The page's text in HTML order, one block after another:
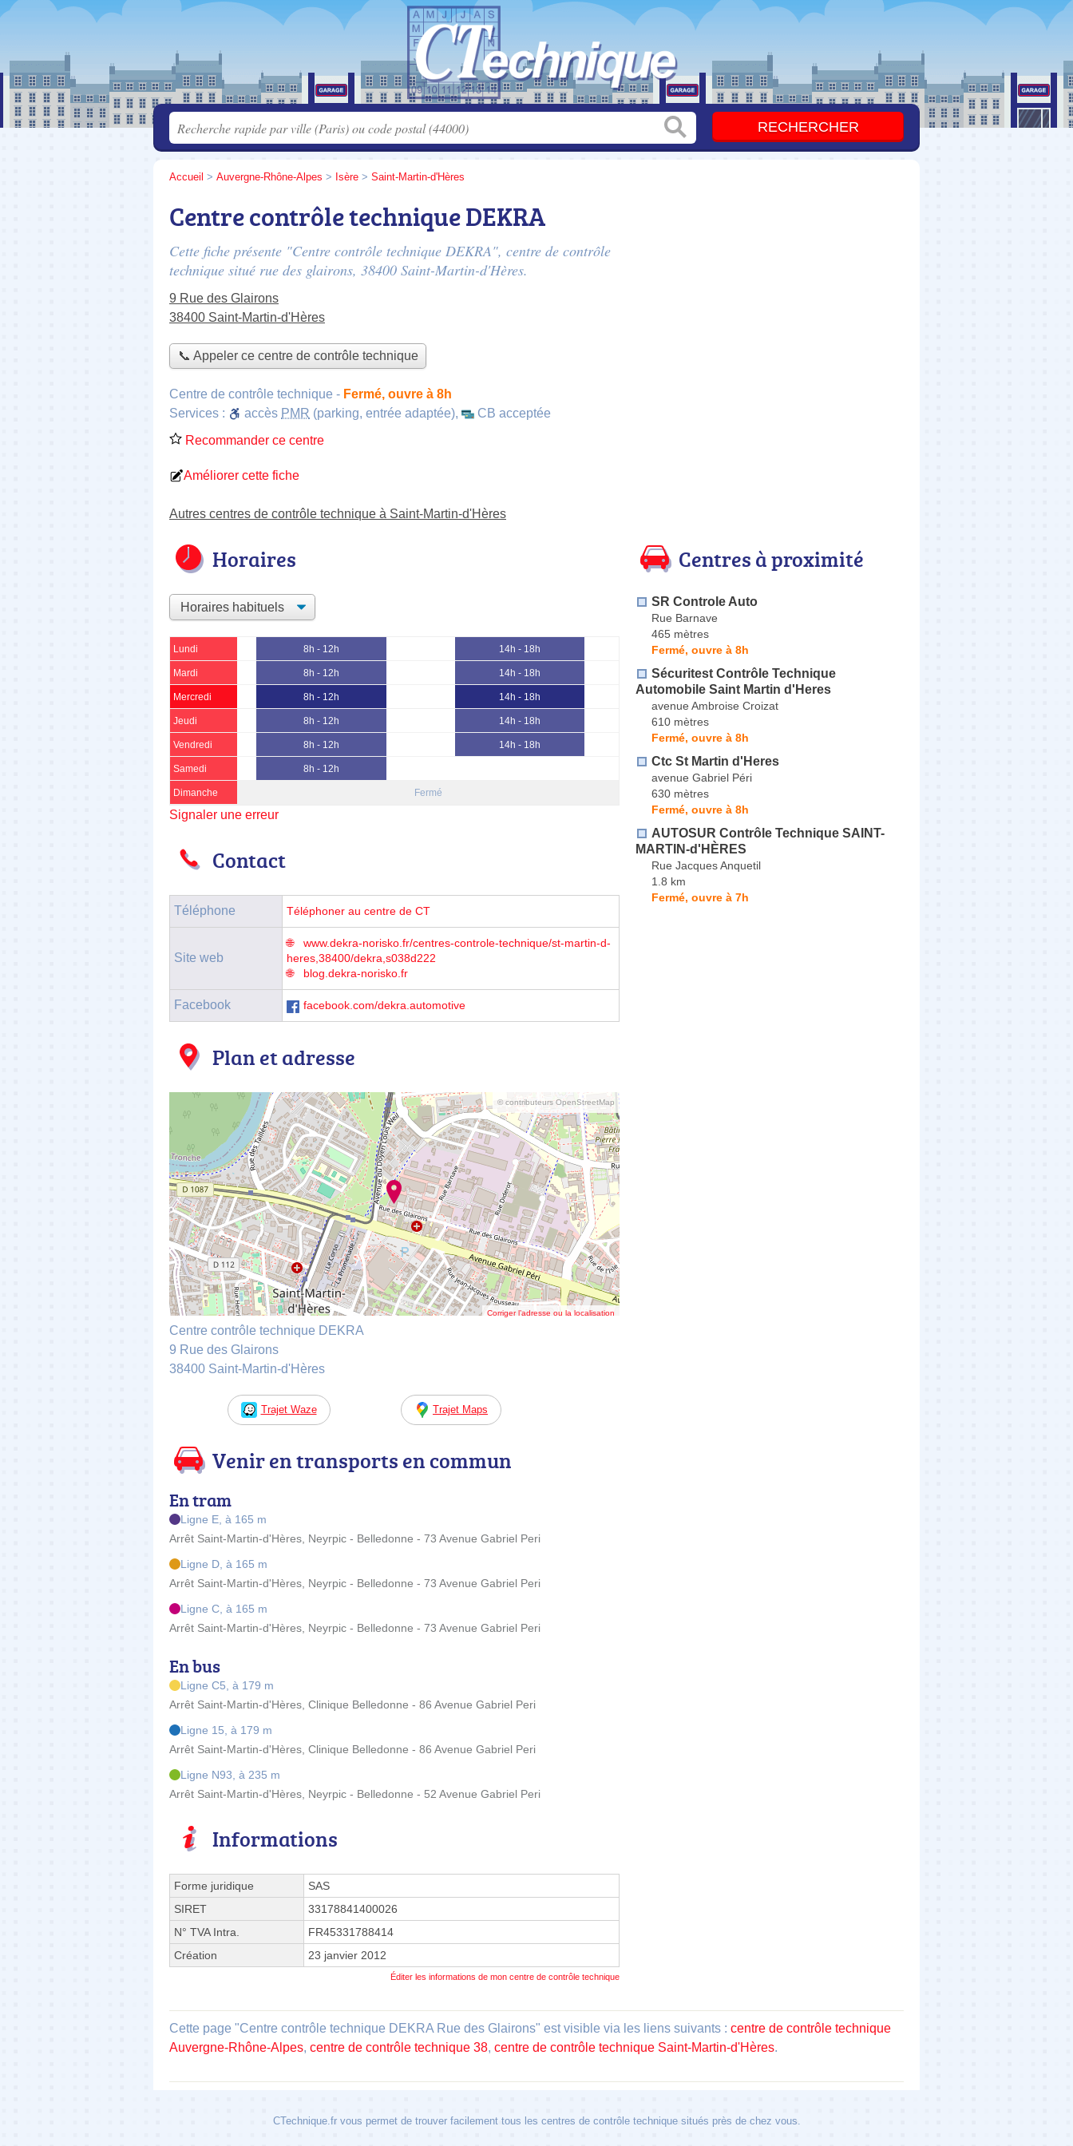
Accueil > Auvergne-Rhône-Alpes > Isère > Saint-Martin-d'Hères
Centre contrôle technique DEKRA
Cette fiche présente "Centre contrôle technique DEKRA", centre de contrôle
technique situé rue des glairons, 38400 Saint-Martin-d'Hères.
9 Rue des Glairons
38400 Saint-Martin-d'Hères
📞 Appeler ce centre de contrôle technique
Centre de contrôle technique - Fermé, ouvre à 8h
Services :
accès PMR (parking, entrée adaptée),
CB acceptée
Recommander ce centre
Améliorer cette fiche
Autres centres de contrôle technique à Saint-Martin-d'Hères
Horaires
Lundi 8h - 12h 14h - 18h
Mardi 8h - 12h 14h - 18h
Mercredi 8h - 12h 14h - 18h
Jeudi 8h - 12h 14h - 18h
Vendredi 8h - 12h 14h - 18h
Samedi 8h - 12h
Dimanche Fermé
Signaler une erreur
Contact
Téléphone Téléphoner au centre de CT
Site web
www.dekra-norisko.fr/centres-controle-technique/st-martin-d-
heres,38400/dekra,s038d222
blog.dekra-norisko.fr
Facebook facebook.com/dekra.automotive
Plan et adresse
© contributeurs OpenStreetMap
Corriger l’adresse ou la localisation
Centre contrôle technique DEKRA
9 Rue des Glairons
38400 Saint-Martin-d'Hères
Trajet Waze Trajet Maps
Venir en transports en commun
En tram
Ligne E, à 165 m
Arrêt Saint-Martin-d'Hères, Neyrpic - Belledonne - 73 Avenue Gabriel Peri
Ligne D, à 165 m
Arrêt Saint-Martin-d'Hères, Neyrpic - Belledonne - 73 Avenue Gabriel Peri
Ligne C, à 165 m
Arrêt Saint-Martin-d'Hères, Neyrpic - Belledonne - 73 Avenue Gabriel Peri
En bus
Ligne C5, à 179 m
Arrêt Saint-Martin-d'Hères, Clinique Belledonne - 86 Avenue Gabriel Peri
Ligne 15, à 179 m
Arrêt Saint-Martin-d'Hères, Clinique Belledonne - 86 Avenue Gabriel Peri
Ligne N93, à 235 m
Arrêt Saint-Martin-d'Hères, Neyrpic - Belledonne - 52 Avenue Gabriel Peri
Informations
Forme juridique
SAS
SIRET
33178841400026
N° TVA Intra.
FR45331788414
Création
23 janvier 2012
Éditer les informations de mon centre de contrôle technique
Centres à proximité
SR Controle Auto
Rue Barnave
465 mètres
Fermé, ouvre à 8h
Sécuritest Contrôle Technique
Automobile Saint Martin d'Heres
avenue Ambroise Croizat
610 mètres
Fermé, ouvre à 8h
Ctc St Martin d'Heres
avenue Gabriel Péri
630 mètres
Fermé, ouvre à 8h
AUTOSUR Contrôle Technique SAINT-
MARTIN-d'HÈRES
Rue Jacques Anquetil
1.8 km
Fermé, ouvre à 7h
Cette page "Centre contrôle technique DEKRA Rue des Glairons" est visible via les liens suivants : centre de contrôle technique
Auvergne-Rhône-Alpes, centre de contrôle technique 38, centre de contrôle technique Saint-Martin-d'Hères.
CTechnique.fr vous permet de trouver facilement tous les centres de contrôle technique situés près de chez vous.